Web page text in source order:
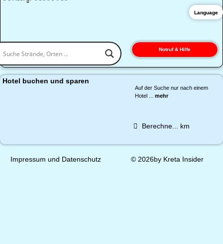
Notruf & Hilfe
Hotel buchen und sparen
Auf der Suche nur nach einem
Hotel ... mehr
Berechne... km
Impressum und Datenschutz © 2026by Kreta Insider
Language